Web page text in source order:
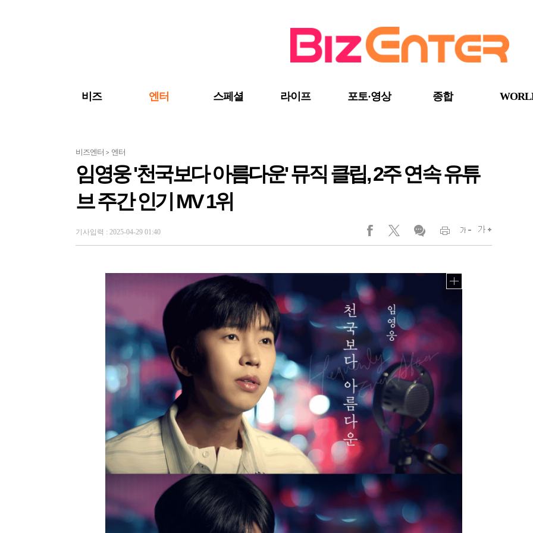
비즈 엔터 스페셜 라이프 포토·영상 종합
비즈엔터 > 엔터
임영웅 '천국보다 아름다운' 뮤직 클립, 2주 연속 유튜
브 주간 인기 MV 1위
기사입력 : 2025-04-29 01:40